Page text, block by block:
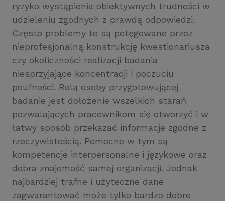
ryzyko wystąpienia obiektywnych trudności w
udzieleniu zgodnych z prawdą odpowiedzi.
Często problemy te są potęgowane przez
nieprofesjonalną konstrukcję kwestionariusza
czy okoliczności realizacji badania
niesprzyjające koncentracji i poczuciu
poufności. Rolą osoby przygotowującej
badanie jest dołożenie wszelkich starań
pozwalających pracownikom się otworzyć i w
łatwy sposób przekazać informacje zgodne z
rzeczywistością. Pomocne w tym są
kompetencje interpersonalne i językowe oraz
dobra znajomość samej organizacji. Jednak
najbardziej trafne i użyteczne dane
zagwarantować może tylko bardzo dobre